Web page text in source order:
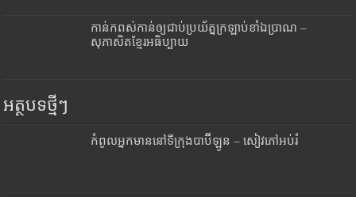
កាន់កពស់កាន់ឲ្យជាប់ប្រយ័ត្នក្រឡាប់ខាំឯប្រាណ –
សុភាសិតខ្មែរអធិប្បាយ
អត្ថបទថ្មីៗ
កំពូលអ្នកមាននៅទីក្រុងបាប៊ីឡូន – សៀវភៅអប់រំ